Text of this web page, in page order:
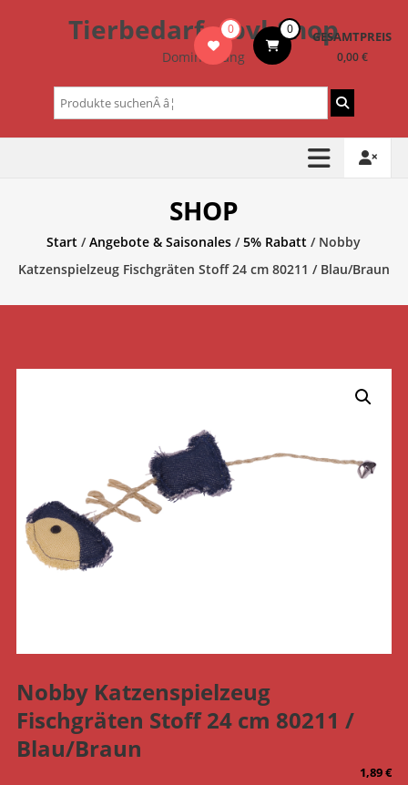
Tierbedarf – bvl-Shop
Dominik Lang
0 0 GESAMTPREIS
0,00 €
Suchen
nach:
SHOP
Start /Angebote & Saisonales /5% Rabatt / Nobby
Katzenspielzeug Fischgräten Stoff 24 cm 80211 / Blau/Braun
Nobby Katzenspielzeug
Fischgräten Stoff 24 cm 80211 /
Blau/Braun
1,89€